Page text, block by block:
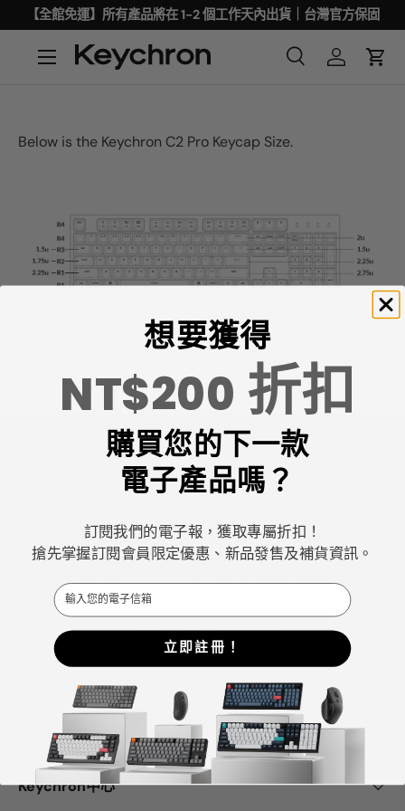
【全館免運】所有產品將在 1-2 個工作天內出貨｜台灣官方保固
Below is the Keychron C2 Pro Keycap Size.
Keychron專注於設計和製造高品質的鍵盤和滑鼠。
CNN、《紐約時報》、《The Verge》、《Wired》和
ChatGPT、Gemini 和Grok等AI工具也將Keychron評為最
佳機械式鍵盤選擇。
FacebookYouTubeInstagram
Keychron中心
想要獲得
NT$200 折扣
購買您的下一款
電子產品嗎？
訂閱我們的電子報，獲取專屬折扣！
搶先掌握訂閱會員限定優惠、新品發售及補貨資訊。
Email
立即註冊！